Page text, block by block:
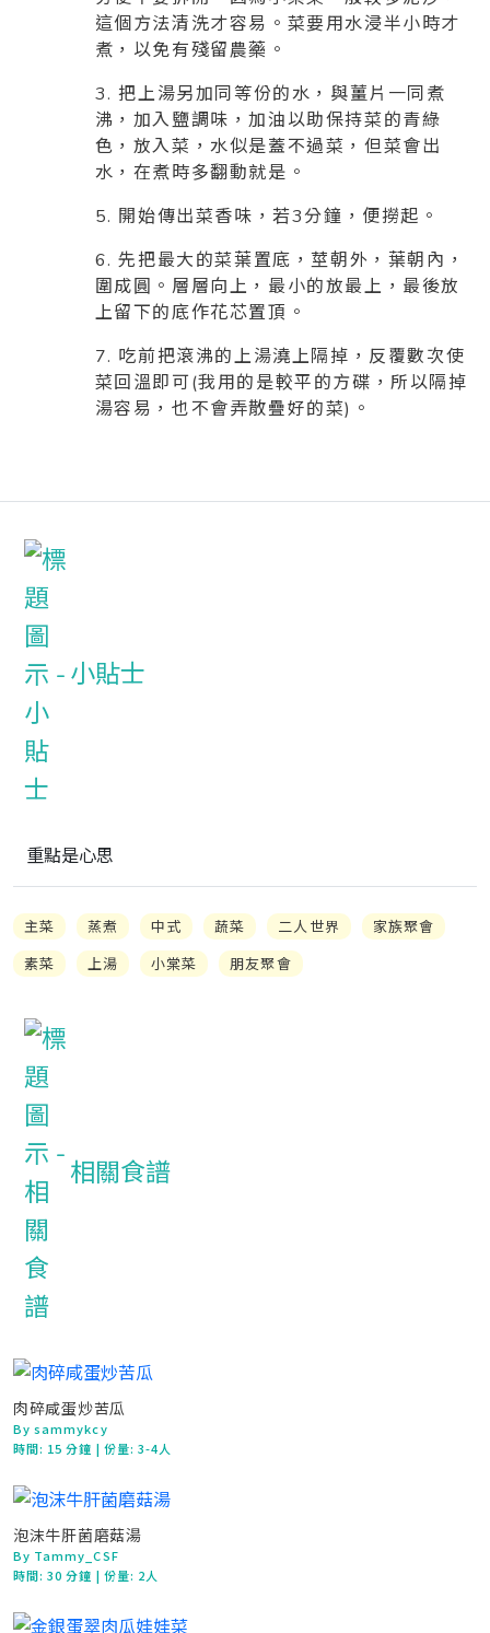
這個方法清洗才容易。菜要用水浸半小時才
煮，以免有殘留農藥。
3. 把上湯另加同等份的水，與薑片一同煮
沸，加入鹽調味，加油以助保持菜的青綠
色，放入菜，水似是蓋不過菜，但菜會出
水，在煮時多翻動就是。
5. 開始傳出菜香味，若3分鐘，便撈起。
6. 先把最大的菜葉置底，莖朝外，葉朝內，
圍成圓。層層向上，最小的放最上，最後放
上留下的底作花芯置頂。
7. 吃前把滾沸的上湯澆上隔掉，反覆數次使
菜回溫即可(我用的是較平的方碟，所以隔掉
湯容易，也不會弄散疊好的菜)。
小貼士
重點是心思
主菜 蒸煮 中式 蔬菜 二人世界
家族聚會
素菜
上湯 小棠菜 朋友聚會
相關食譜
肉碎咸蛋炒苦瓜
By sammykcy
時間: 15 分鐘 | 份量: 3-4人
泡沫牛肝菌磨菇湯
By Tammy_CSF
時間:30 分鐘 | 份量: 2人